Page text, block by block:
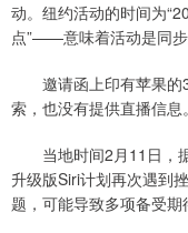
动。纽约活动的时间为
点”——意味着活动是同步
邀请函上印有苹果的
索，也没有提供直播信息。
当地时间2月11日，据
升级版Siri计划再次遇到
题，可能导致多项备受期